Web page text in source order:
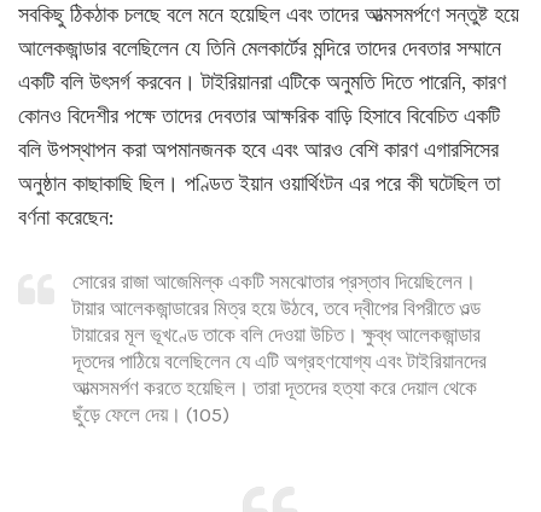
সবকিছু ঠিকঠাক চলছে বলে মনে হয়েছিল এবং তাদের আত্মসমর্পণে সন্তুষ্ট হয়ে
আলেকজান্ডার বলেছিলেন যে তিনি মেলকার্টের মন্দিরে তাদের দেবতার সম্মানে
একটি বলি উৎসর্গ করবেন। টাইরিয়ানরা এটিকে অনুমতি দিতে পারেনি, কারণ
কোনও বিদেশীর পক্ষে তাদের দেবতার আক্ষরিক বাড়ি হিসাবে বিবেচিত একটি
বলি উপস্থাপন করা অপমানজনক হবে এবং আরও বেশি কারণ এগারসিসের
অনুষ্ঠান কাছাকাছি ছিল। পণ্ডিত ইয়ান ওয়ার্থিংটন এর পরে কী ঘটেছিল তা
বর্ণনা করেছেন:
সোরের রাজা আজেমিল্ক একটি সমঝোতার প্রস্তাব দিয়েছিলেন।
টায়ার আলেকজান্ডারের মিত্র হয়ে উঠবে, তবে দ্বীপের বিপরীতে ওল্ড
টায়ারের মূল ভূখণ্ডে তাকে বলি দেওয়া উচিত। ক্ষুব্ধ আলেকজান্ডার
দূতদের পাঠিয়ে বলেছিলেন যে এটি অগ্রহণযোগ্য এবং টাইরিয়ানদের
আত্মসমর্পণ করতে হয়েছিল। তারা দূতদের হত্যা করে দেয়াল থেকে
ছুঁড়ে ফেলে দেয়। (105)